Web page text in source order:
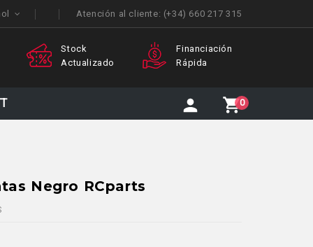
Atención al cliente: (+34) 660 217 315
Financiación
Rápida
Atención
Personalizada
0
Negro RCparts